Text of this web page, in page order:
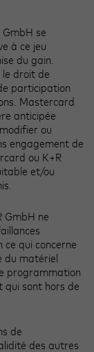
se
à ce jeu
du gain.
le droit de
participation
Mastercard
anticipée
ou
engagement de
ou K+R
et/ou
GmbH ne
qui concerne
du matériel
programmation
qui sont hors de
de
des autres